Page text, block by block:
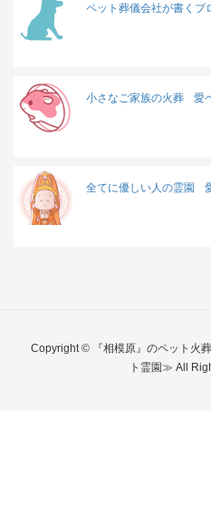
ペット葬儀会社が書くブ
小さなご家族の火葬 愛
全てに優しい人の霊園
Copyright © 『相模原』のペット火
ト霊園≫ All